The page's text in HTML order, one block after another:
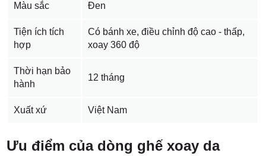
Màu sắc Đen
Tiện ích tích
hợp
Có bánh xe, điều chỉnh độ cao - thấp,
xoay 360 độ
Thời hạn bảo
hành
12 tháng
Xuất xứ Việt Nam
Ưu điểm của dòng ghế xoay da